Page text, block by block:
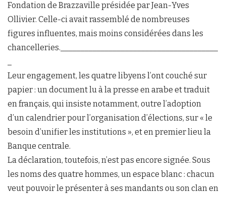
Fondation de Brazzaville présidée par Jean-Yves
Ollivier. Celle-ci avait rassemblé de nombreuses
figures influentes, mais moins considérées dans les
chancelleries._______________________________________
Leur engagement, les quatre libyens l’ont couché sur
papier : un document lu à la presse en arabe et traduit
en français, qui insiste notamment, outre l’adoption
d’un calendrier pour l’organisation d’élections, sur « le
besoin d’unifier les institutions », et en premier lieu la
Banque centrale.
La déclaration, toutefois, n’est pas encore signée. Sous
les noms des quatre hommes, un espace blanc : chacun
veut pouvoir le présenter à ses mandants ou son clan en